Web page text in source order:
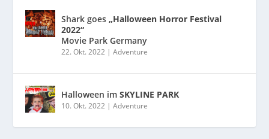
Shark goes„Halloween Horror Festival
2022“
Movie Park Germany
22. Okt. 2022 |Adventure
Halloween imSKYLINE PARK
10. Okt. 2022 |Adventure